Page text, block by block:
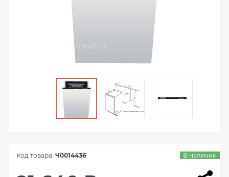
Код товара: Ч0014436 В наличии